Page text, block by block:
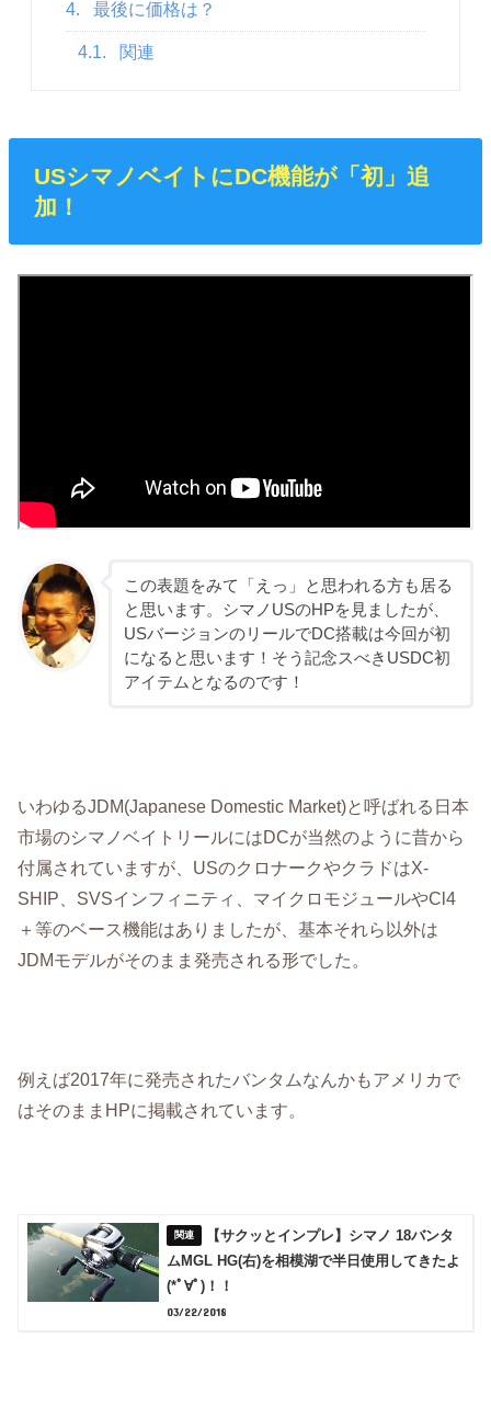
4. 最後に価格は？
4.1. 関連
USシマノベイトにDC機能が「初」追
加！
この表題をみて「えっ」と思われる方も居る
と思います。シマノUSのHPを見ましたが、
USバージョンのリールでDC搭載は今回が初
になると思います！そう記念スべきUSDC初
アイテムとなるのです！
いわゆるJDM(Japanese Domestic Market)と呼ばれる日本
市場のシマノベイトリールにはDCが当然のように昔から
付属されていますが、USのクロナークやクラドはX-
SHIP、SVSインフィニティ、マイクロモジュールやCl4
＋等のベース機能はありましたが、基本それら以外は
JDMモデルがそのまま発売される形でした。
例えば2017年に発売されたバンタムなんかもアメリカで
はそのままHPに掲載されています。
【サクッとインプレ】シマノ 18バンタ
ムMGL HG(右)を相模湖で半日使用してきたよ
(*ﾟ∀ﾟ)！！
03/22/2018